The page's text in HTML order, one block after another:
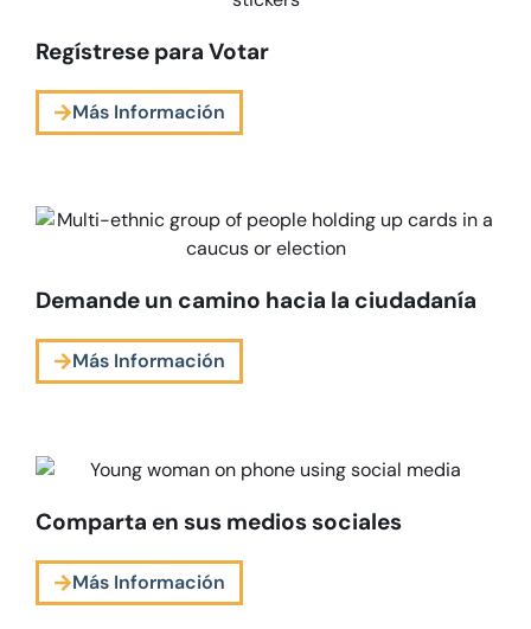
Regístrese para Votar
Más Información
Demande un camino hacia la ciudadanía
Más Información
Comparta en sus medios sociales
Más Información